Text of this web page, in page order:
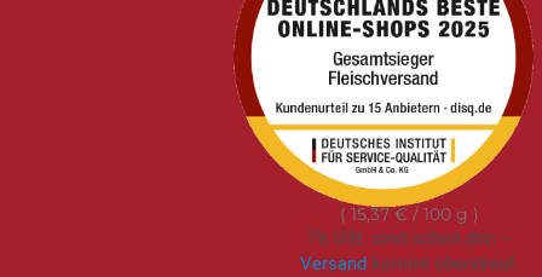
Stay Spiced | Spareribs
- Grill &
Marinadengewürz |
BBQ Rub für perfekte
Ribs | Schraubdose|
80g
9,99 €
15,37 € / 100 g
7% USt. sind schon drin –
Versand kommt obendrauf.